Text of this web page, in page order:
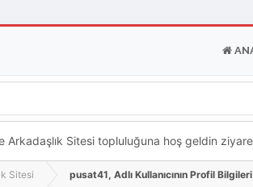
Sitesi topluluğuna hoş geldin
Sitesi pusat41, Adlı Kullanıcının Profil Bilgileri